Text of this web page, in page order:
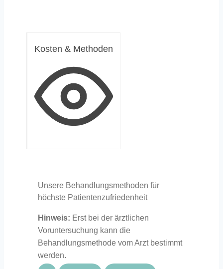
Kosten & Methoden
Unsere Behandlungsmethoden für
höchste Patientenzufriedenheit
Hinweis: Erst bei der ärztlichen
Voruntersuchung kann die
Behandlungsmethode vom Arzt bestimmt
werden.